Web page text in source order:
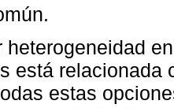
heterogeneidad
está relacionada
estas